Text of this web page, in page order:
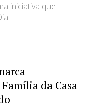
iniciativa que
da Casa